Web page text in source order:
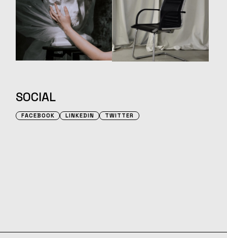
SOCIAL
FACEBOOK LINKEDIN TWITTER